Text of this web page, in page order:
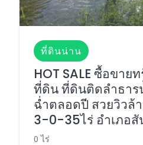
ที่ดินน่าน
HOT SALE ซื้อขาย
ที่ดิน ที่ดินติดลำธาร
ฉ่ำตลอดปี สวยวิวล้
3-0-35ไร่ อำเภอ
0 ไร่